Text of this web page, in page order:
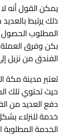
يمكن القول أنه
ذلك يرتبط
المطلوب الحصول
بكن وفرق العملة
الفندق من نزيل
تعتبر مدينة مكة
حيث تحتوي تلك
دفع العديد من
خدمة للنزلاء
الخدمة المطلوبة